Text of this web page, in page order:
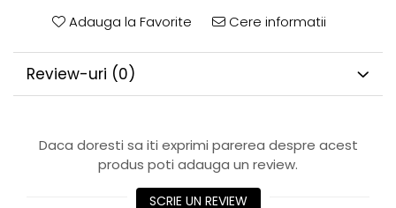
Adauga la Favorite Cere informatii
Review-uri (0)
Daca doresti sa iti exprimi parerea despre acest
produs poti adauga un review.
SCRIE UN REVIEW